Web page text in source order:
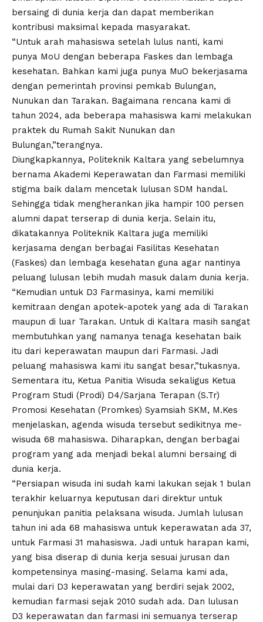
bersaing di dunia kerja dan dapat memberikan
kontribusi maksimal kepada masyarakat.
“Untuk arah mahasiswa setelah lulus nanti, kami
punya MoU dengan beberapa Faskes dan lembaga
kesehatan. Bahkan kami juga punya MuO bekerjasama
dengan pemerintah provinsi pemkab Bulungan,
Nunukan dan Tarakan. Bagaimana rencana kami di
tahun 2024, ada beberapa mahasiswa kami melakukan
praktek du Rumah Sakit Nunukan dan
Bulungan,”terangnya.
Diungkapkannya, Politeknik Kaltara yang sebelumnya
bernama Akademi Keperawatan dan Farmasi memiliki
stigma baik dalam mencetak lulusan SDM handal.
Sehingga tidak mengherankan jika hampir 100 persen
alumni dapat terserap di dunia kerja. Selain itu,
dikatakannya Politeknik Kaltara juga memiliki
kerjasama dengan berbagai Fasilitas Kesehatan
(Faskes) dan lembaga kesehatan guna agar nantinya
peluang lulusan lebih mudah masuk dalam dunia kerja.
“Kemudian untuk D3 Farmasinya, kami memiliki
kemitraan dengan apotek-apotek yang ada di Tarakan
maupun di luar Tarakan. Untuk di Kaltara masih sangat
membutuhkan yang namanya tenaga kesehatan baik
itu dari keperawatan maupun dari Farmasi. Jadi
peluang mahasiswa kami itu sangat besar,”tukasnya.
Sementara itu, Ketua Panitia Wisuda sekaligus Ketua
Program Studi (Prodi) D4/Sarjana Terapan (S.Tr)
Promosi Kesehatan (Promkes) Syamsiah SKM, M.Kes
menjelaskan, agenda wisuda tersebut sedikitnya me-
wisuda 68 mahasiswa. Diharapkan, dengan berbagai
program yang ada menjadi bekal alumni bersaing di
dunia kerja.
“Persiapan wisuda ini sudah kami lakukan sejak 1 bulan
terakhir keluarnya keputusan dari direktur untuk
penunjukan panitia pelaksana wisuda. Jumlah lulusan
tahun ini ada 68 mahasiswa untuk keperawatan ada 37,
untuk Farmasi 31 mahasiswa. Jadi untuk harapan kami,
yang bisa diserap di dunia kerja sesuai jurusan dan
kompetensinya masing-masing. Selama kami ada,
mulai dari D3 keperawatan yang berdiri sejak 2002,
kemudian farmasi sejak 2010 sudah ada. Dan lulusan
D3 keperawatan dan farmasi ini semuanya terserap